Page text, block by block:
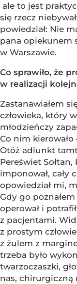
ale to jest
się rzecz
powiedział: Nie
pana opiekunem
w Warszawie.
Co sprawiło, że
w realizacji
Zastanawiałem
człowieka, który
młodzieńczy
Co nim kierowało
Otóż adiunkt
Pereświet
imponował, cały
opowiedział mi,
Gdy go
operował i
z pacjentami.
z prostym
z żulem z
trzeba było
twarzoczaszki,
nas, chirurgiczną